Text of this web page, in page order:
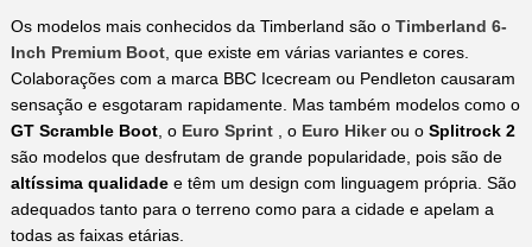
Os modelos mais conhecidos da Timberland são o Timberland 6-
Inch Premium Boot, que existe em várias variantes e cores.
Colaborações com a marca BBC Icecream ou Pendleton causaram
sensação e esgotaram rapidamente. Mas também modelos como o
GT Scramble Boot, o Euro Sprint , o Euro Hikerou o Splitrock 2
são modelos que desfrutam de grande popularidade, pois são de
altíssima qualidadee têm um design com linguagem própria. São
adequados tanto para o terreno como para a cidade e apelam a
todas as faixas etárias.